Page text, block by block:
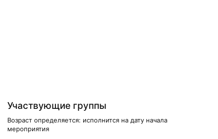
Участвующие группы
Возраст определяется: исполнится на дату начала
мероприятия